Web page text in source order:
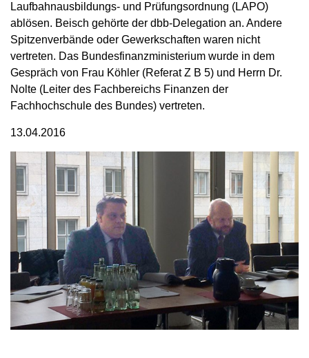
Laufbahnausbildungs- und Prüfungsordnung (LAPO)
ablösen. Beisch gehörte der dbb-Delegation an. Andere
Spitzenverbände oder Gewerkschaften waren nicht
vertreten. Das Bundesfinanzministerium wurde in dem
Gespräch von Frau Köhler (Referat Z B 5) und Herrn Dr.
Nolte (Leiter des Fachbereichs Finanzen der
Fachhochschule des Bundes) vertreten.
13.04.2016